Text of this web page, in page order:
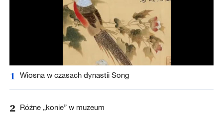
1 Wiosna w czasach dynastii Song
2 Różne „konie” w muzeum